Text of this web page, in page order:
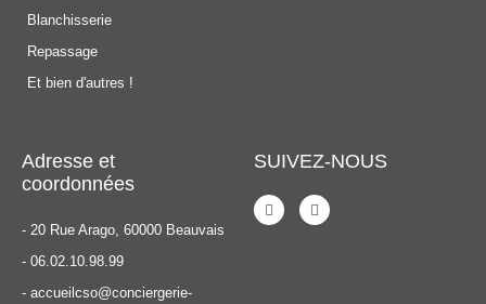
Blanchisserie
Repassage
Et bien d'autres !
Adresse et
coordonnées
- 20 Rue Arago, 60000 Beauvais
- 06.02.10.98.99
- accueilcso@conciergerie-
SUIVEZ-NOUS
F
a
c
L
i
n